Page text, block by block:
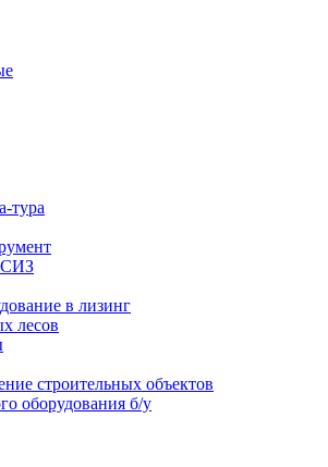
тура
СИЗ
в лизинг
лесов
строительных объектов
оборудования б/у